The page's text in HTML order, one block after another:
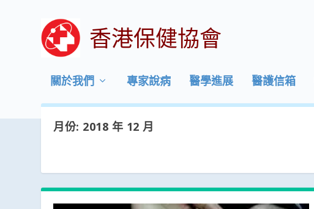
香港保健協會
關於我們 專家說病 醫學進展 醫護信箱
月份: 2018 年 12 月